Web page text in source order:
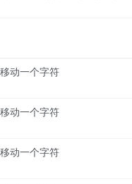
动一个字符
动一个字符
动一个字符